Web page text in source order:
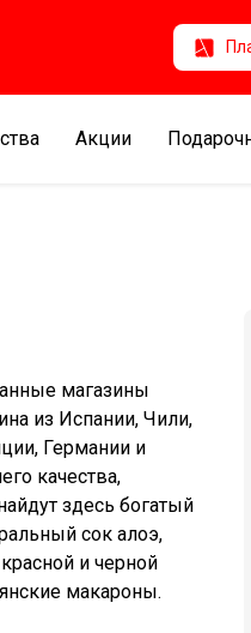
Aкции
магазины
из Испании, Чили,
Германии и
качества,
здесь богатый
сок алоэ,
и черной
макароны.